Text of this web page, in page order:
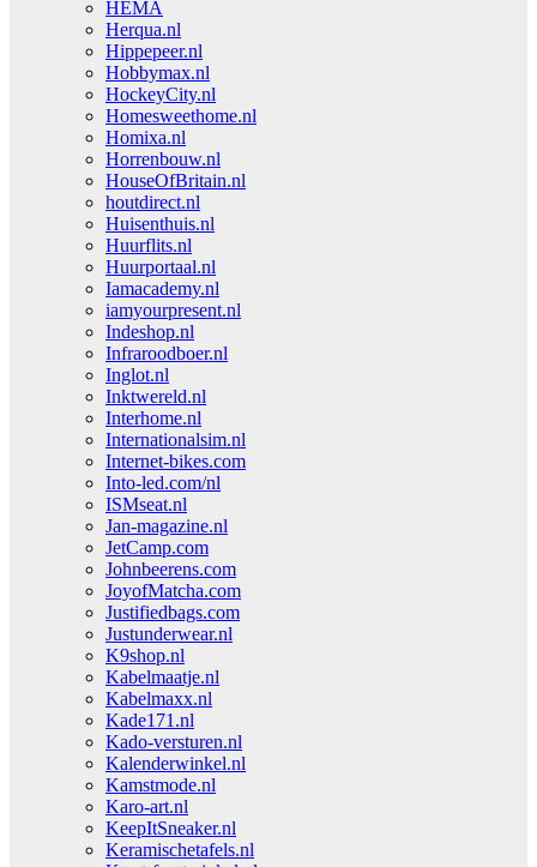
HEMA
Herqua.nl
Hippepeer.nl
Hobbymax.nl
HockeyCity.nl
Homesweethome.nl
Homixa.nl
Horrenbouw.nl
HouseOfBritain.nl
houtdirect.nl
Huisenthuis.nl
Huurflits.nl
Huurportaal.nl
Iamacademy.nl
iamyourpresent.nl
Indeshop.nl
Infraroodboer.nl
Inglot.nl
Inktwereld.nl
Interhome.nl
Internationalsim.nl
Internet-bikes.com
Into-led.com/nl
ISMseat.nl
Jan-magazine.nl
JetCamp.com
Johnbeerens.com
JoyofMatcha.com
Justifiedbags.com
Justunderwear.nl
K9shop.nl
Kabelmaatje.nl
Kabelmaxx.nl
Kade171.nl
Kado-versturen.nl
Kalenderwinkel.nl
Kamstmode.nl
Karo-art.nl
KeepItSneaker.nl
Keramischetafels.nl